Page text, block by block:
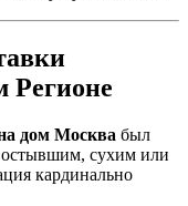
дом Москва был
остывшим, сухим или
кардинально